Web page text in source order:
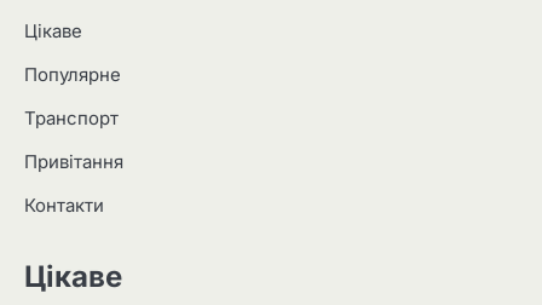
Цікаве
Популярне
Транспорт
Привітання
Контакти
Цікаве